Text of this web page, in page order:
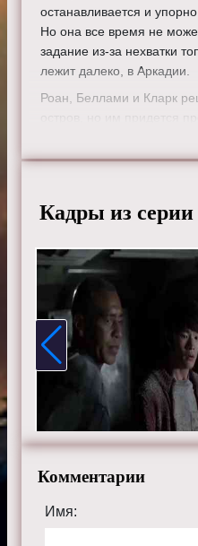
останавливается и
Но она все время не
задание из-за нехватки
лежит далеко, в Аркадии.
Роан, Беллами и Кларк
остров, но им придется
задание. Она
Режиссер:
Дин Уайт
Актеры:Элайза Тейлор,
Томас Макдонелл, Элай
Келли Ху, Кристофер
Вашингтон, Генри Йен
Уиттл, Ричард Хармон,
Смотрите онлайн 4 сезон
в хорошем HD качестве,
или телевизоре на сайте
Кадры из серии
Комментарии
Имя: